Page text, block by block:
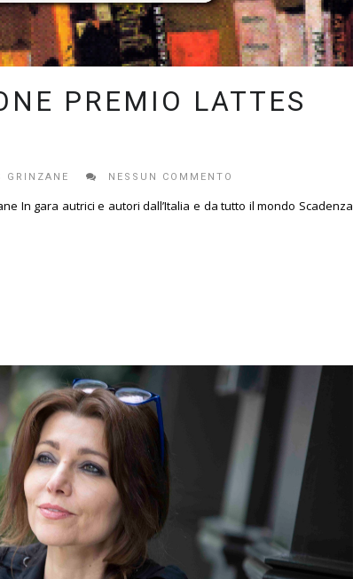
PREMIO LATTES
GRINZANE NESSUN COMMENTO
In gara autrici e autori dall’Italia e da tutto il mondo Scadenza